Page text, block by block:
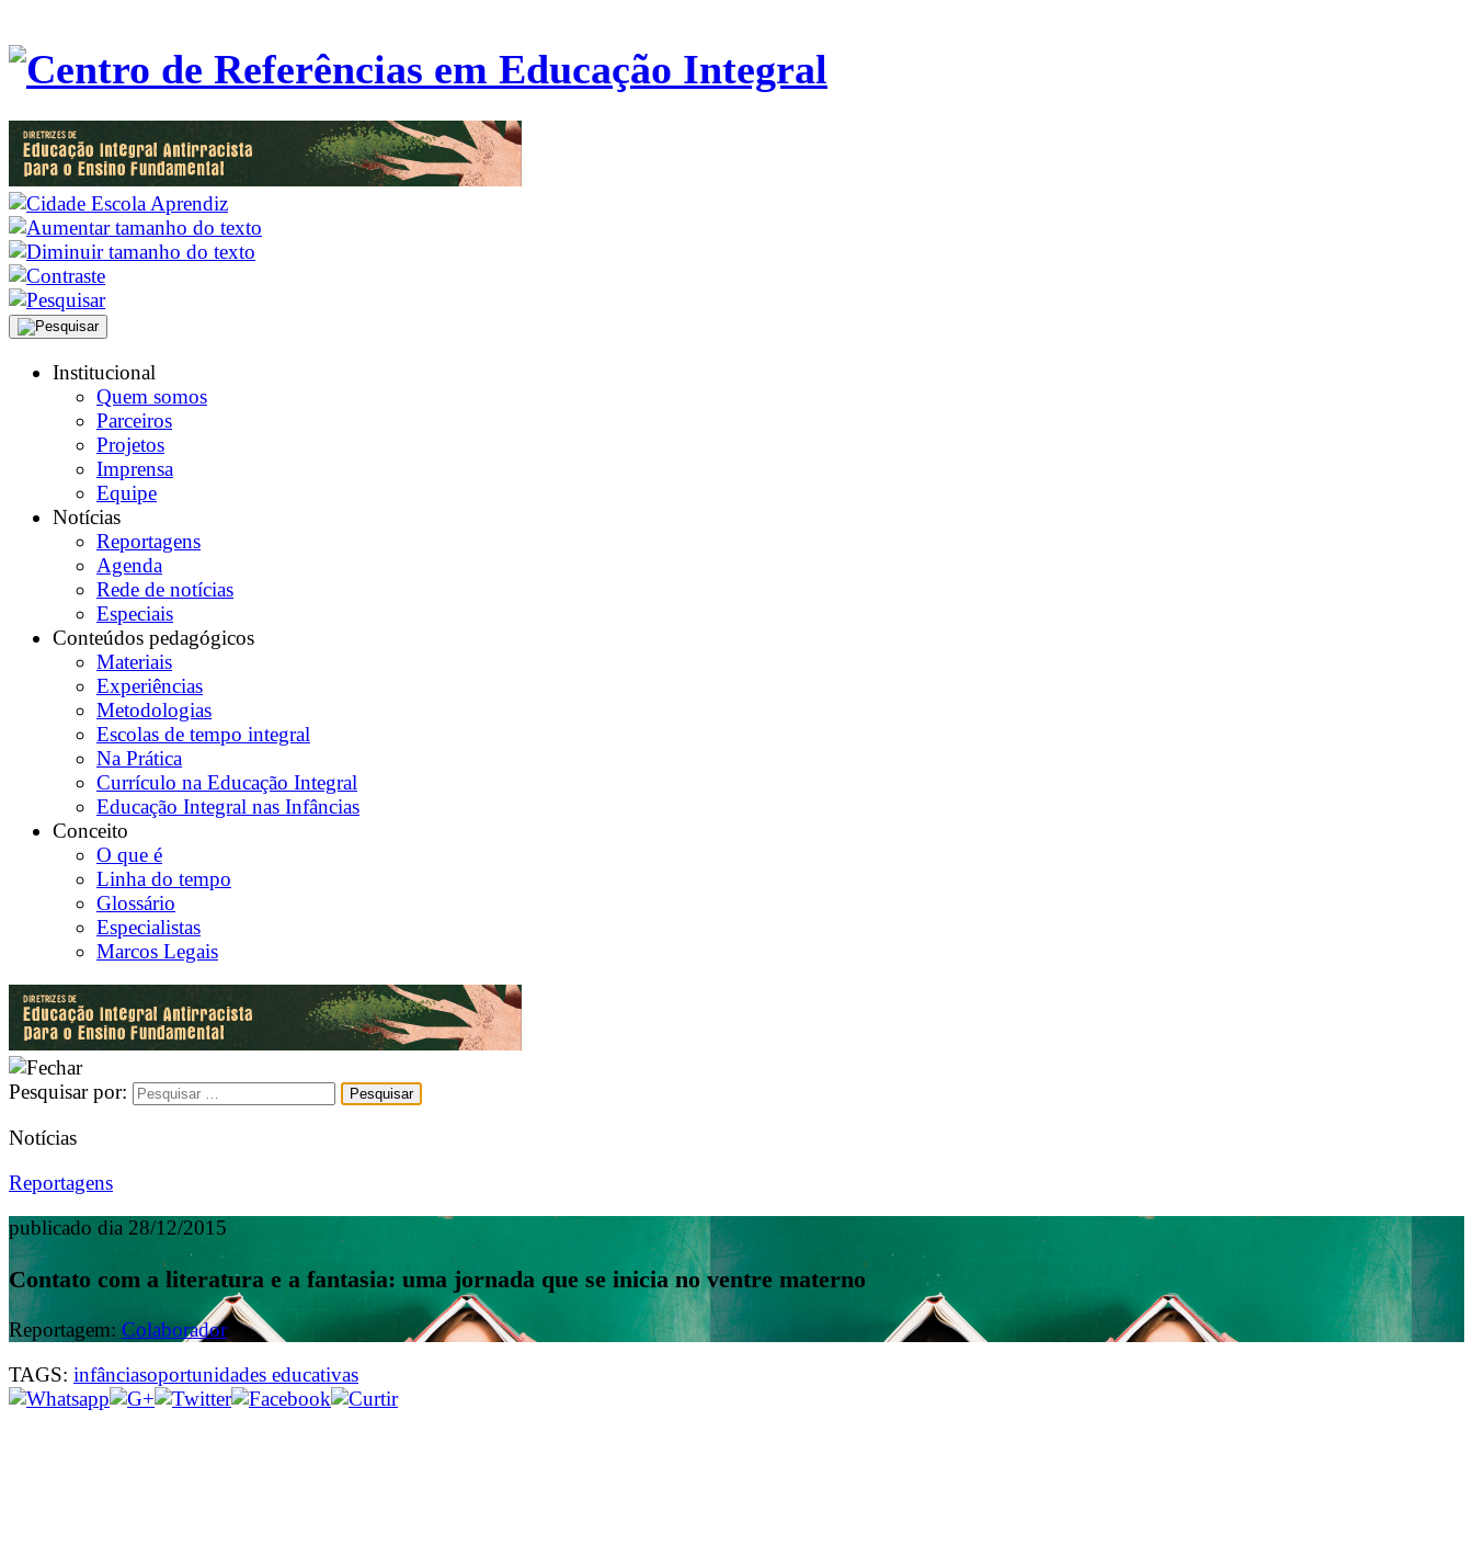
Institucional
Quem somos
Parceiros
Projetos
Imprensa
Equipe
Notícias
Reportagens
Agenda
Rede de notícias
Especiais
Conteúdos pedagógicos
Materiais
Experiências
Metodologias
Escolas de tempo integral
Na Prática
Currículo na Educação Integral
Educação Integral nas Infâncias
Conceito
O que é
Linha do tempo
Glossário
Especialistas
Marcos Legais
Pesquisar por:
Notícias
Reportagens
publicado dia 28/12/2015
Contato com a literatura e a fantasia: uma jornada que se inicia no ventre materno
Reportagem: Colaborador
TAGS: infânciasoportunidades educativas